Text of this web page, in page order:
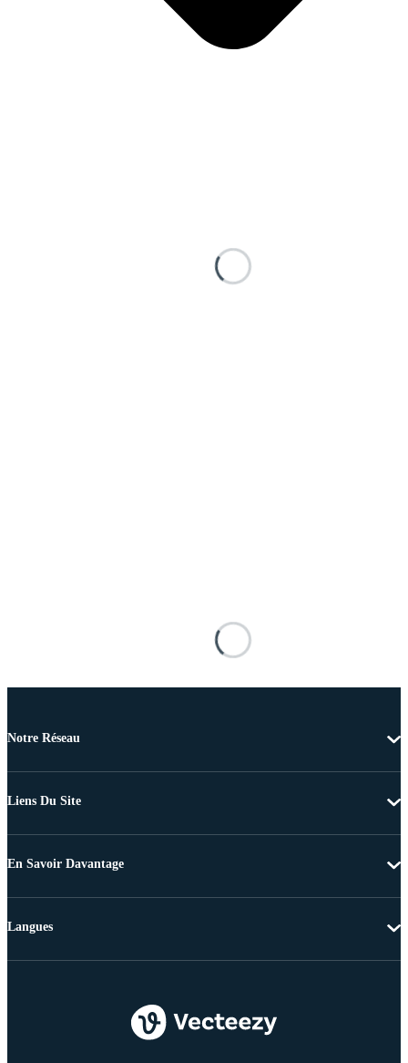
Notre Réseau
Liens Du Site
En Savoir Davantage
Langues